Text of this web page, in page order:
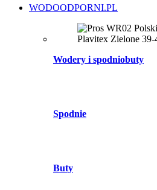
WODOODPORNI.PL
Wodery i spodniobuty
Spodnie
Buty